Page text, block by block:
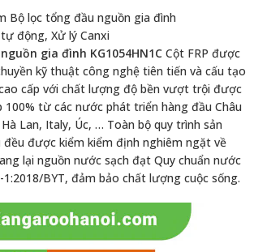
⊹ Tự động tính toán thời điểm tái sinh vật liệu
⊹ Tự động làm sạch vật liệu lọc
Version ZNS 5G
Kangaroohanoi.com
Bộ lọc tổng đầu nguồn gia đình
động, Xử lý Canxi
gia đình KG1054HN1CCột FRP được
kỹ thuật công nghệ tiên tiến và cấu tạo
cấp với chất lượng độ bền vượt trội được
từ các nước phát triển hàng đầu Châu
Lan, Italy, Úc, … Toàn bộ quy trình sản
đều được kiểm kiểm định nghiêm ngặt về
lại nguồn nước sạch đạt Quy chuẩn nước
BYT, đảm bảo chất lượng cuộc sống.